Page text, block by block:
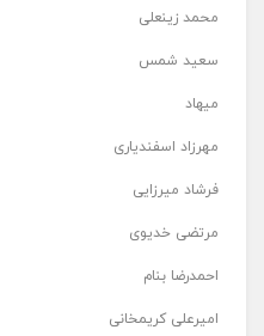
محمد زینعلی
سعید شمس
میهاد
مهرزاد اسفندیاری
فرشاد میرزایی
مرتضی خدیوی
احمدرضا بنام
امیرعلی کریمخانی